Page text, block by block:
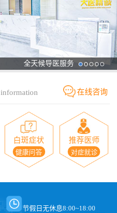
全天候导医服务
在线咨询
白斑症状
健康问答
推荐医师
对症就诊
节假日无休息8:00~18:00